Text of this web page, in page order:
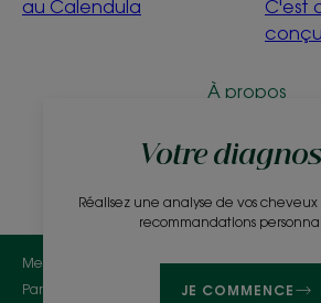
Votre
Réalisez une analyse de vos
recommandations
JE COMMENCE
au Calendula
C'est
À propos
Mentions légales
Politique de
Paramètres des cookies